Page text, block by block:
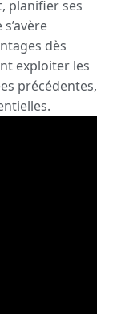
planifier ses
dès
exploiter les
précédentes,